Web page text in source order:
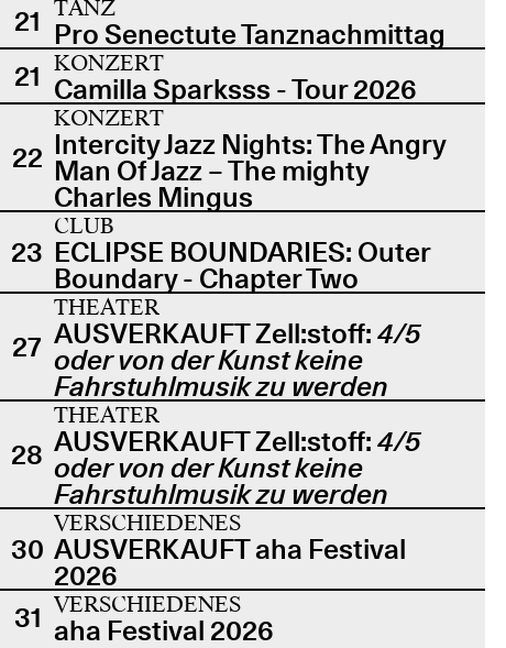
21 TANZ
Pro Senectute Tanznachmittag
21 KONZERT
Camilla Sparksss - Tour 2026
22
KONZERT
Intercity Jazz Nights: The Angry
Man Of Jazz – The mighty
Charles Mingus
23
CLUB
ECLIPSE BOUNDARIES: Outer
Boundary - Chapter Two
27
THEATER
AUSVERKAUFT Zell:stoff: 4/5
oder von der Kunst keine
Fahrstuhlmusik zu werden
28
THEATER
AUSVERKAUFT Zell:stoff: 4/5
oder von der Kunst keine
Fahrstuhlmusik zu werden
30
VERSCHIEDENES
AUSVERKAUFT aha Festival
2026
31 VERSCHIEDENES
aha Festival 2026